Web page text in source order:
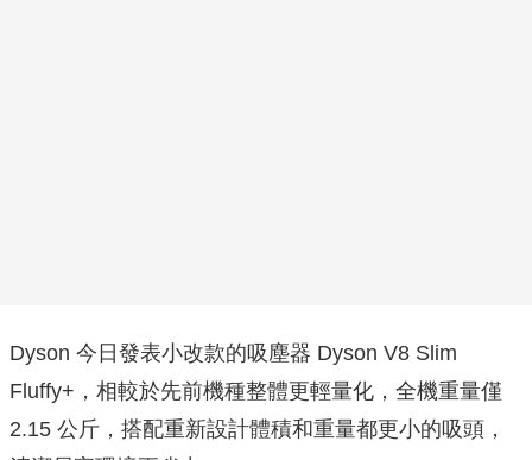
Dyson 今日發表小改款的吸塵器 Dyson V8 Slim
Fluffy+，相較於先前機種整體更輕量化，全機重量僅
2.15 公斤，搭配重新設計體積和重量都更小的吸頭，